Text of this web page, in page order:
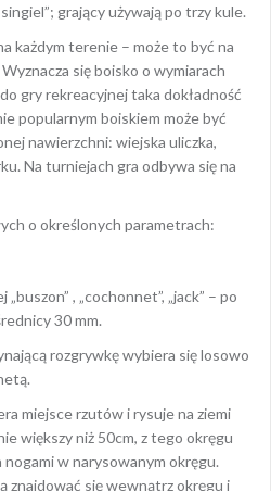
grający używają po trzy kule.
każdym terenie – może to być na
się boisko o wymiarach
gry rekreacyjnej taka dokładność
popularnym boiskiem może być
nawierzchni: wiejska uliczka,
Na turniejach gra odbywa się na
o określonych parametrach:
, „cochonnet”, „jack” – po
30 mm.
rozgrywkę wybiera się losowo
miejsce rzutów i rysuje na ziemi
większy niż 50cm, z tego okręgu
w narysowanym okręgu.
znajdować się wewnątrz okręgu i